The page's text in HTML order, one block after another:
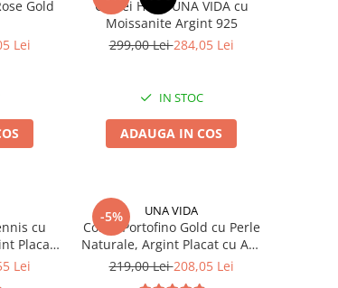
Gold
Lei
Cercei Hoop UNA VIDA cu
Moissanite Argint 925
299,00 Lei284,05 Lei
IN STOC
ADAUGA IN COS
cu
Placat
Lei
-5% UNA VIDA
Colier Portofino Gold cu Perle
Naturale, Argint Placat cu Aur
18k
219,00 Lei208,05 Lei